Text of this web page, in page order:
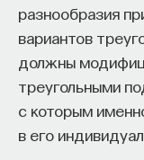
разнообразия
вариантов
должны
треугольными
с которым
в его